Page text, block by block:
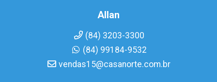
Allan
(84) 3203-3300
(84) 99184-9532
vendas15@casanorte.com.br